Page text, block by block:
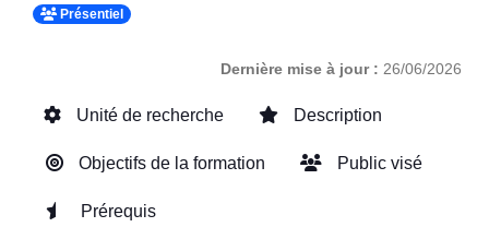
Présentiel
Dernière mise à jour : 26/06/2026
Unité de recherche Description
Objectifs de la formation Public visé
Prérequis